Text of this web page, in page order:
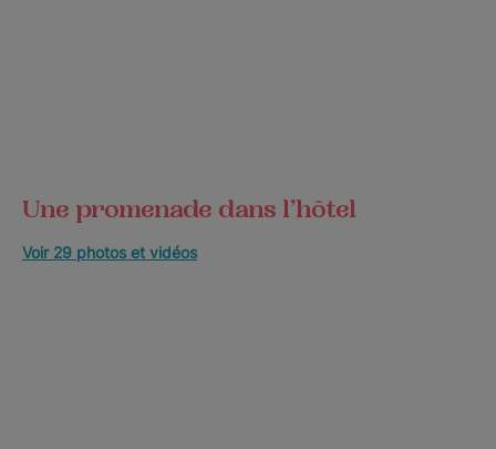
Une promenade dans l’hôtel
Voir 29 photos et vidéos